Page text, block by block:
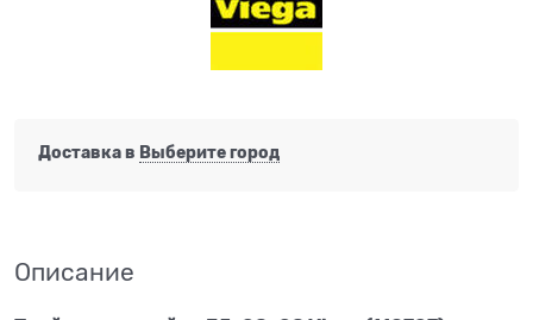
Доставка в Выберите город
Описание